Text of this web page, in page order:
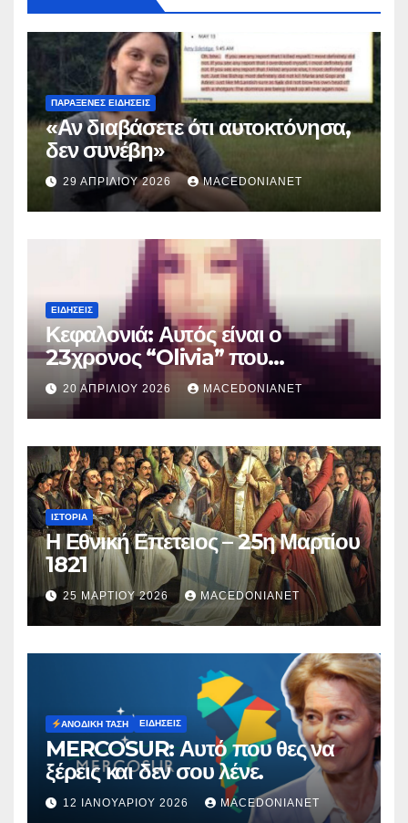
ΠΑΡΆΞΕΝΕΣ ΕΙΔΉΣΕΙΣ
«Αν διαβάσετε ότι αυτοκτόνησα,
δεν συνέβη»
29 ΑΠΡΙΛΊΟΥ 2026 MACEDONIANET
ΕΙΔΉΣΕΙΣ
Κεφαλονιά: Αυτός είναι ο
23χρονος “Olivia” που
κατηγορείται για τον θάνατο της
Μυρτούς
20 ΑΠΡΙΛΊΟΥ 2026 MACEDONIANET
ΙΣΤΟΡΊΑ
Η Εθνική Επετειος – 25η Μαρτίου
1821
25 ΜΑΡΤΊΟΥ 2026 MACEDONIANET
ΑΝΟΔΙΚΉ ΤΆΣΗ ΕΙΔΉΣΕΙΣ
MERCOSUR: Αυτό που θες να
ξέρεις και δεν σου λένε.
12 ΙΑΝΟΥΑΡΊΟΥ 2026 MACEDONIANET